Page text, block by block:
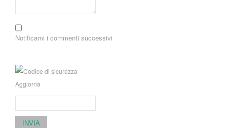
Notificami i commenti successivi
Aggiorna
INVIA